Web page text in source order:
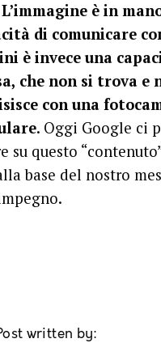
L’immagine è in
di comunicare
è invece una
che non si trova e
con una
. Oggi Google ci
su questo
base del nostro
written by